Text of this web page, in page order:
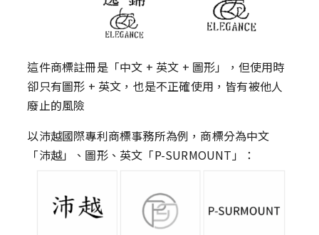
這件商標註冊是「中文 + 英文 + 圖形」，但使用時
卻只有圖形 + 英文，也是不正確使用，皆有被他人
廢止的風險
以沛越國際專利商標事務所為例，商標分為中文
「沛越」、圖形、英文「P-SURMOUNT」：